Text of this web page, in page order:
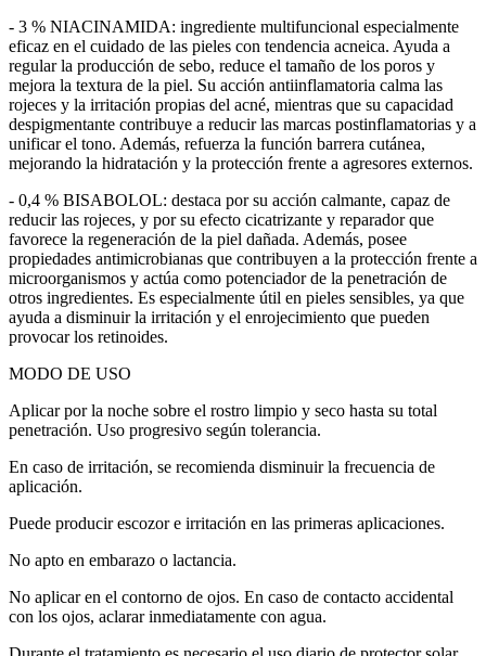
- 3 % NIACINAMIDA: ingrediente multifuncional especialmente
eficaz en el cuidado de las pieles con tendencia acneica. Ayuda a
regular la producción de sebo, reduce el tamaño de los poros y
mejora la textura de la piel. Su acción antiinflamatoria calma las
rojeces y la irritación propias del acné, mientras que su capacidad
despigmentante contribuye a reducir las marcas postinflamatorias y a
unificar el tono. Además, refuerza la función barrera cutánea,
mejorando la hidratación y la protección frente a agresores externos.
- 0,4 % BISABOLOL: destaca por su acción calmante, capaz de
reducir las rojeces, y por su efecto cicatrizante y reparador que
favorece la regeneración de la piel dañada. Además, posee
propiedades antimicrobianas que contribuyen a la protección frente a
microorganismos y actúa como potenciador de la penetración de
otros ingredientes. Es especialmente útil en pieles sensibles, ya que
ayuda a disminuir la irritación y el enrojecimiento que pueden
provocar los retinoides.
MODO DE USO
Aplicar por la noche sobre el rostro limpio y seco hasta su total
penetración. Uso progresivo según tolerancia.
En caso de irritación, se recomienda disminuir la frecuencia de
aplicación.
Puede producir escozor e irritación en las primeras aplicaciones.
No apto en embarazo o lactancia.
No aplicar en el contorno de ojos. En caso de contacto accidental
con los ojos, aclarar inmediatamente con agua.